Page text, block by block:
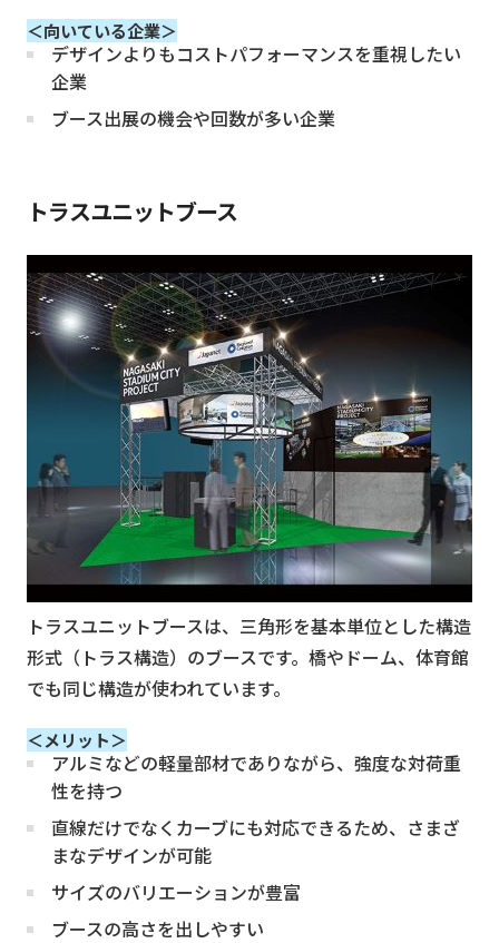
＜向いている企業＞
デザインよりもコストパフォーマンスを重視したい
企業
ブース出展の機会や回数が多い企業
トラスユニットブース
トラスユニットブースは、三角形を基本単位とした構造
形式（トラス構造）のブースです。橋やドーム、体育館
でも同じ構造が使われています。
＜メリット＞
アルミなどの軽量部材でありながら、強度な対荷重
性を持つ
直線だけでなくカーブにも対応できるため、さまざ
まなデザインが可能
サイズのバリエーションが豊富
ブースの高さを出しやすい